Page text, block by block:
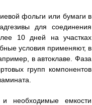
фольги или бумаги в
для соединения
10 дней на участках
условия применяют, в
в автоклаве. Фаза
групп компонентов
необходимые емкости